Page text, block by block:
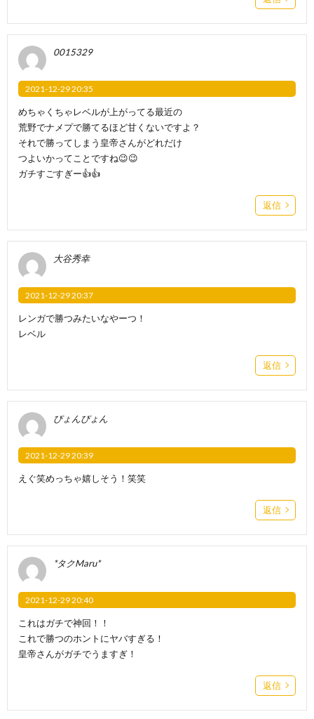
0015329
2021-12-29 20:35
めちゃくちゃレベルが上がってる最近の
荒野でナメプで勝てるほど甘くないですよ？
それで勝ってしまう皇帝さんがどれだけ
つよいかってことですね😉😉
ガチすごすぎー👍👍
返信
大谷秀幸
2021-12-29 20:37
レンガで勝つみたいなやーつ！
レベル
返信
ぴょんぴょん
2021-12-29 20:39
えぐ笑めっちゃ嬉しそう！笑笑
返信
*タクMaru*
2021-12-29 20:40
これはガチで神回！！
これで勝つのホントにヤバすぎる！
皇帝さんがガチでうますぎ！
返信